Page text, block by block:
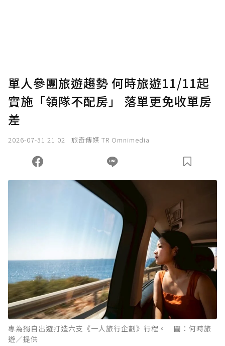
確認送出
您當前剩餘 U 利點數：0點；前往 購買點數
單人參團旅遊趨勢 何時旅遊11/11起
實施「領隊不配房」 落單更免收單房
差
2026-07-31 21:02 旅奇傳媒 TR Omnimedia
專為獨自出遊打造六支《一人旅行企劃》行程。 圖：何時旅
遊／提供